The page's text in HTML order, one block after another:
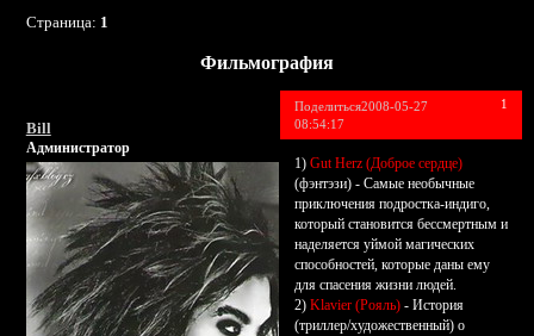
Фильмография
Страница: 1
Поделиться 1
2008-05-27
08:54:17
Bill
Администратор
1) Gut Herz (Доброе сердце)
(фэнтэзи) - Самые необычные
приключения подростка-индиго,
который становится бессмертным и
наделяется уймой магических
способностей, которые даны ему
для спасения жизни людей.
2) Klavier (Рояль)- История
(триллер/художественный) о